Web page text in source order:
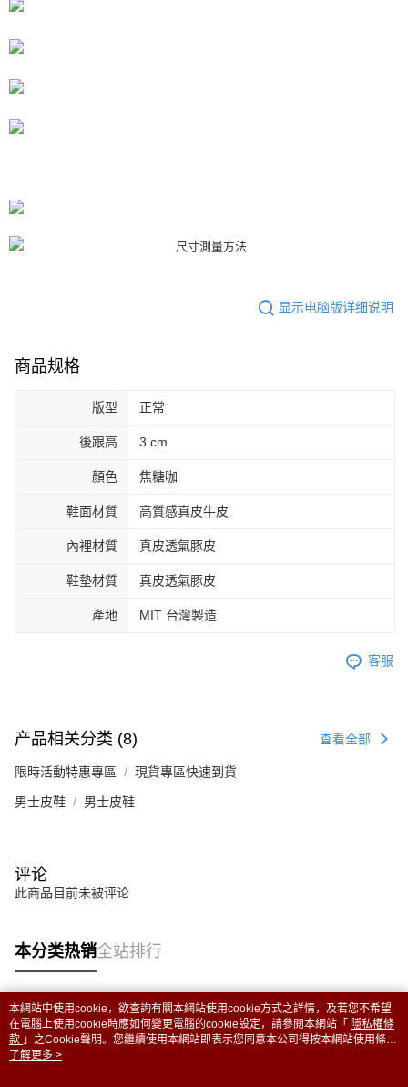
要之購買訂單資訊提供予 AFTEE ，或讓 AFTEE 蒐集處理利用您的個人資
显示电脑版详细说明
商品规格
版型 正常
後跟高 3 cm
顏色 焦糖咖
鞋面材質 高質感真皮牛皮
內裡材質 真皮透氣豚皮
鞋墊材質 真皮透氣豚皮
產地 MIT 台灣製造
客服
产品相关分类 (8) 查看全部
限時活動特惠專區 現貨專區快速到貨
男士皮鞋 男士皮鞋
评论
此商品目前未被评论
本分类热销全站排行
热门标签
本網站中使用cookie，欲查詢有關本網站使用cookie方式之詳情，及若您不希望
在電腦上使用cookie時應如何變更電腦的cookie設定，請參閱本網站「 隱私權條
款 」之Cookie聲明。您繼續使用本網站即表示您同意本公司得按本網站使用條款
之Cookie聲明使用cookie。
了解更多 >